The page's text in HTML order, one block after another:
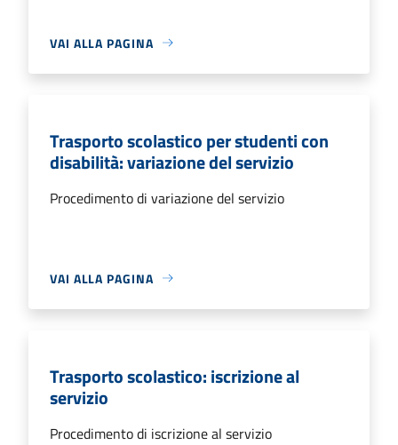
VAI ALLA PAGINA
Trasporto scolastico per studenti con
disabilità: variazione del servizio
Procedimento di variazione del servizio
VAI ALLA PAGINA
Trasporto scolastico: iscrizione al
servizio
Procedimento di iscrizione al servizio